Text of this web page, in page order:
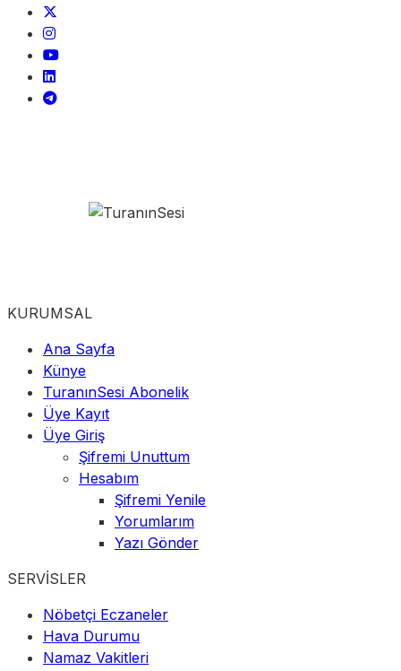
KURUMSAL
Ana Sayfa
Künye
TuranınSesi Abonelik
Üye Kayıt
Üye Giriş
Şifremi Unuttum
Hesabım
Şifremi Yenile
Yorumlarım
Yazı Gönder
SERVİSLER
Nöbetçi Eczaneler
Hava Durumu
Namaz Vakitleri